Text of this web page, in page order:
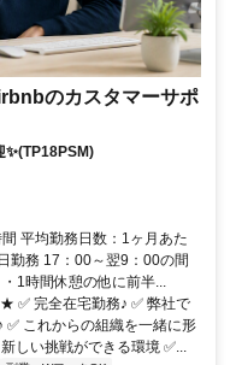
のカスタマーサポ
✨(TP18PSM)
平均勤務日数：1ヶ月あた
勤務 17：00～翌9：00の間
1時間休憩の他に前半...
✅ 完全在宅勤務♪ ✅ 弊社で
✅ これからの組織を一緒に形
しい挑戦ができる環境 ✅...